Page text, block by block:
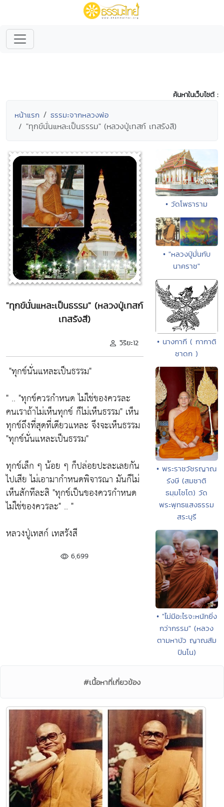
ค้นหาในเว็บไซต์ :
หน้าแรก ธรรมะจากหลวงพ่อ
"ทุกข์นั่นแหละเป็นธรรม" (หลวงปู่เทสก์ เทสรังสี)
"ทุกข์นั่นแหละเป็นธรรม" (หลวงปู่เทสก์
เทสรังสี)
วิริยะ12
"ทุกข์นั่นแหละเป็นธรรม"
" .. "ทุกข์ควรกำหนด ไม่ใช่ของควรละ
คนเราถ้าไม่เห็นทุกข์ ก็ไม่เห็นธรรม" เห็น
ทุกข์ถึงที่สุดที่เดียวแหละ จึงจะเห็นธรรม
"ทุกข์นั่นแหละเป็นธรรม"
ทุกข์เล็ก ๆ น้อย ๆ ก็ปล่อยปะละเลยกัน
ไปเสีย ไม่เอามากำหนดพิจารณา มันก็ไม่
เห็นสักทีละสิ "ทุกข์เป็นของควรกำหนด
ไม่ใช่ของควรละ" .. "
หลวงปู่เทสก์ เทสรังสี
6,699
• วัดโพธาราม
• "หลวงปู่มั่นกับ
นาคราช"
• นางกากี ( กากาติ
ชาดก )
• พระราชวัชรญาณ
รังษี (สมชาติ
ธมฺมโชโต) วัด
พระพุทธแสงธรรม
สระบุรี
• "ไม่มีอะไรจะหนักยิ่ง
กว่ากรรม" (หลวง
ตามหาบัว ญาณสัม
ปันโน)
#เนื้อหาที่เกี่ยวข้อง